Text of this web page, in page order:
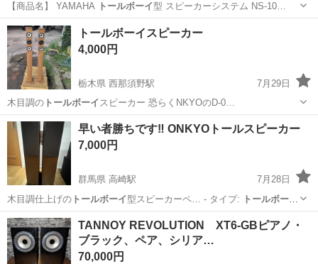
【商品名】 YAMAHA
トールボーイ型 スピーカーシステム NS-10…
大阪 守口市 大日駅 オーディオ
トールボーイスピーカー
4,000円
栃木県 西那須野駅
7月29日
木目調のトールボーイ スピーカー 恐らくNKYOのD-0…
栃木 那須塩原市 西那須野駅 生活家電
早い者勝ちです‼️ ONKYOトールスピーカー
7,000円
群馬県 高崎駅
7月28日
木目調仕上げのトールボーイ型スピーカーペ… - タイプ:
トールボーイ
型スピーカー …
群馬 高崎市
TANNOY REVOLUTION XT6-GBピアノ・
ブラック、ペア、シリア…
70,000円